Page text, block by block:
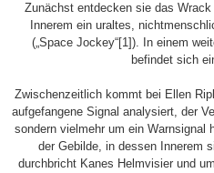
Zunächst entdecken sie das
Innerem ein uraltes,
(„Space Jockey“[1]). In einem
befindet sich
Zwischenzeitlich kommt bei Ellen
aufgefangene Signal analysiert, der
sondern vielmehr um ein Warnsignal
der Gebilde, in dessen Innerem
durchbricht Kanes Helmvisier und